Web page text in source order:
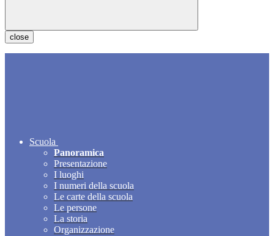
close
Scuola
Panoramica
Presentazione
I luoghi
I numeri della scuola
Le carte della scuola
Le persone
La storia
Organizzazione